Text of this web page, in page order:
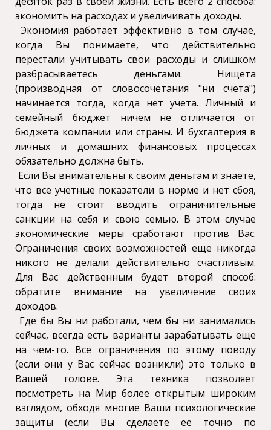
экономить на расходах и увеличивать доходы.
Экономия работает эффективно в том случае,
когда Вы понимаете, что действительно
перестали учитывать свои расходы и слишком
разбрасываетесь деньгами. Нищета
(производная от словосочетания "ни счета")
начинается тогда, когда нет учета. Личный и
семейный бюджет ничем не отличается от
бюджета компании или страны. И бухгалтерия в
личных и домашних финансовых процессах
обязательно должна быть.
Если Вы внимательны к своим деньгам и знаете,
что все учетные показатели в норме и нет сбоя,
тогда не стоит вводить ограничительные
санкции на себя и свою семью. В этом случае
экономические меры сработают против Вас.
Ограничения своих возможностей еще никогда
никого не делали действительно счастливым.
Для Вас действенным будет второй способ:
обратите внимание на увеличение своих
доходов.
Где бы Вы ни работали, чем бы ни занимались
сейчас, всегда есть варианты зарабатывать еще
на чем-то. Все ограничения по этому поводу
(если они у Вас сейчас возникли) это только в
Вашей голове. Эта техника позволяет
посмотреть на Мир более открытым широким
взглядом, обходя многие Ваши психологические
защиты (если Вы сделаете ее точно по